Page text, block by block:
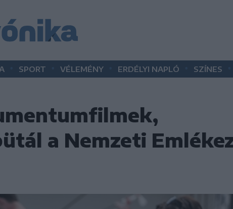
SPORT VÉLEMÉNY ERDÉLYI NAPLÓ SZÍNES
a Nemzeti